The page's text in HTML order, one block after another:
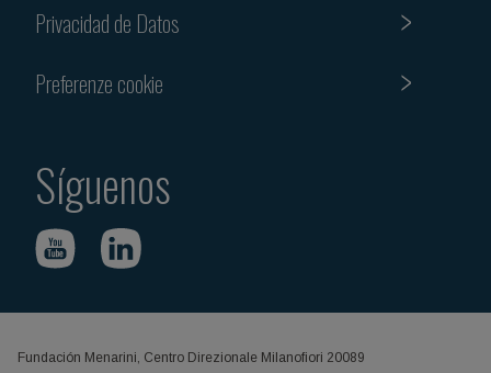
Privacidad de Datos
Preferenze cookie
Síguenos
Fundación Menarini, Centro Direzionale Milanofiori 20089